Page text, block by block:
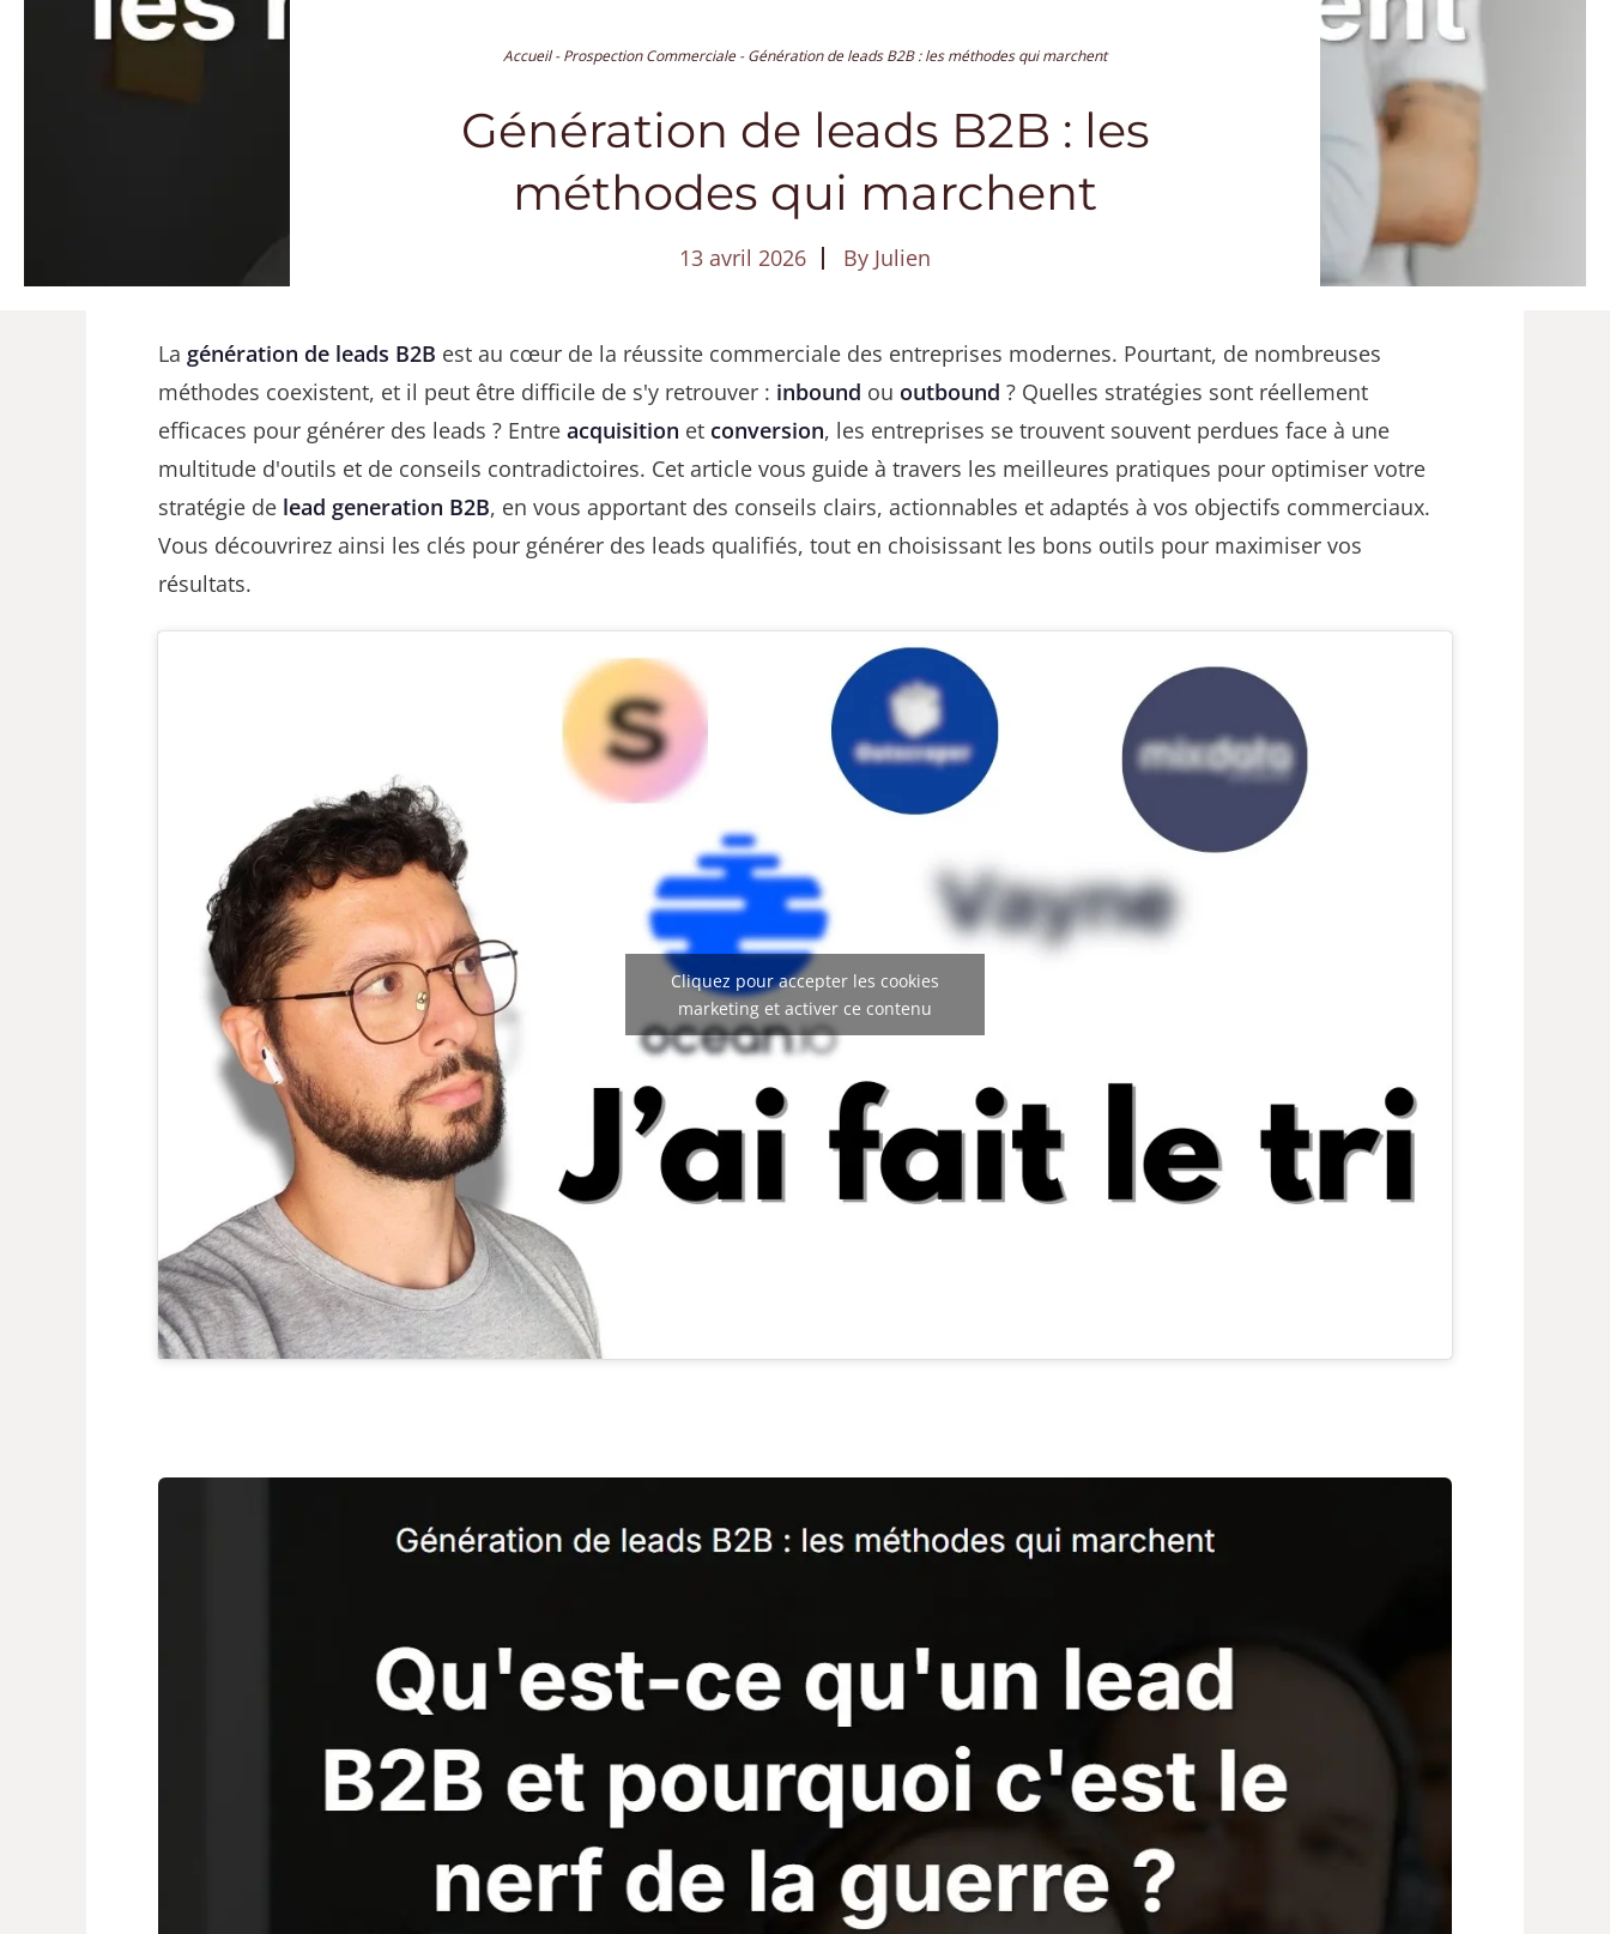
Accueil-Prospection Commerciale-Génération de leads B2B : les méthodes qui marchent
Génération de leads B2B : les
méthodes qui marchent
13 avril 2026 By Julien
La génération de leads B2B est au cœur de la réussite commerciale des entreprises modernes. Pourtant, de nombreuses
méthodes coexistent, et il peut être difficile de s'y retrouver : inbound ou outbound ? Quelles stratégies sont réellement
efficaces pour générer des leads ? Entre acquisition et conversion, les entreprises se trouvent souvent perdues face à une
multitude d'outils et de conseils contradictoires. Cet article vous guide à travers les meilleures pratiques pour optimiser votre
stratégie de lead generation B2B, en vous apportant des conseils clairs, actionnables et adaptés à vos objectifs commerciaux.
Vous découvrirez ainsi les clés pour générer des leads qualifiés, tout en choisissant les bons outils pour maximiser vos
résultats.
Cliquez pour accepter les cookies
marketing et activer ce contenu